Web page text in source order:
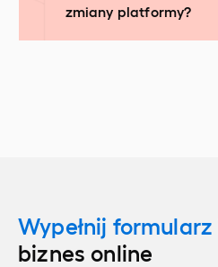
zmiany platformy?
Wypełnij formularz
biznes online